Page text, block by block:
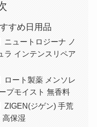
すめ日用品
ニュートロジーナ ノ
ラ インテンスリペア
ロート製薬 メンソレ
プモイスト 無香料
ZIGEN(ジゲン) 手荒
高保湿